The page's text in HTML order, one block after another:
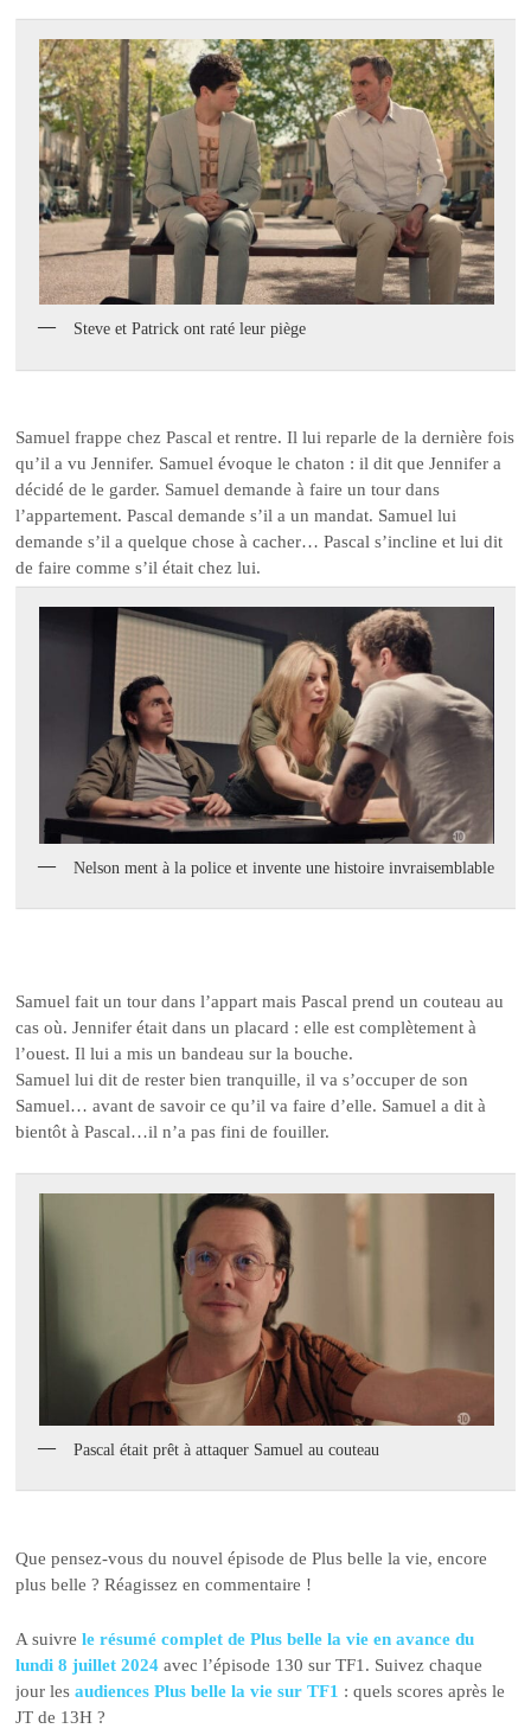
Steve et Patrick ont raté leur piège
Samuel frappe chez Pascal et rentre. Il lui reparle de la dernière fois
qu’il a vu Jennifer. Samuel évoque le chaton : il dit que Jennifer a
décidé de le garder. Samuel demande à faire un tour dans
l’appartement. Pascal demande s’il a un mandat. Samuel lui
demande s’il a quelque chose à cacher… Pascal s’incline et lui dit
de faire comme s’il était chez lui.
Nelson ment à la police et invente une histoire invraisemblable
Samuel fait un tour dans l’appart mais Pascal prend un couteau au
cas où. Jennifer était dans un placard : elle est complètement à
l’ouest. Il lui a mis un bandeau sur la bouche.
Samuel lui dit de rester bien tranquille, il va s’occuper de son
Samuel… avant de savoir ce qu’il va faire d’elle. Samuel a dit à
bientôt à Pascal…il n’a pas fini de fouiller.
Pascal était prêt à attaquer Samuel au couteau
Que pensez-vous du nouvel épisode de Plus belle la vie, encore
plus belle ? Réagissez en commentaire !
A suivrele résumé complet de Plus belle la vie en avance du
lundi 8 juillet 2024 avec l’épisode 130 sur TF1. Suivez chaque
jour les audiences Plus belle la vie sur TF1 : quels scores après le
JT de 13H ?